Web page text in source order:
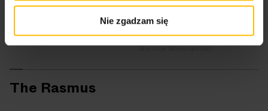
Nie zgadzam się
Symfonicznie
Gorzów Wielkopolski
The Rasmus